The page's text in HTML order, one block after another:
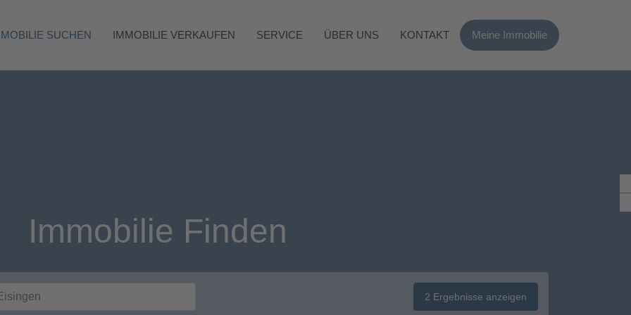
SUCHEN IMMOBILIE VERKAUFEN SERVICE ÜBER UNS KONTAKT Meine Immobilie
Immobilie Finden
2 Ergebnisse anzeigen